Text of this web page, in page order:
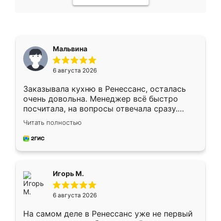
Мальвина
6 августа 2026
Заказывала кухню в Ренессанс, осталась
очень довольна. Менеджер всё быстро
посчитала, на вопросы отвечала сразу.
Замерщик приехал в субботу, подошёл к
делу со всей ответственностью. Собрали
за день, ребята работали аккуратно, даже
Читать полностью
Игорь М.
6 августа 2026
На самом деле в Ренессанс уже не первый